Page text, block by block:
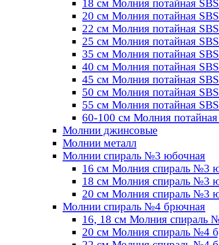
18 см Молния потайная SBS
20 см Молния потайная SBS
22 см Молния потайная SBS
25 см Молния потайная SBS
35 см Молния потайная SBS
40 см Молния потайная SBS
45 см Молния потайная SBS
50 см Молния потайная SBS
55 см Молния потайная SBS
60-100 см Молния
Молнии джинсовые
Молнии металл
Молнии спираль №3 юбочная
16 см Молния спираль №3
18 см Молния спираль №3
20 см Молния спираль №3
Молнии спираль №4 брючная
16, 18 см Молния спираль
20 см Молния спираль №4